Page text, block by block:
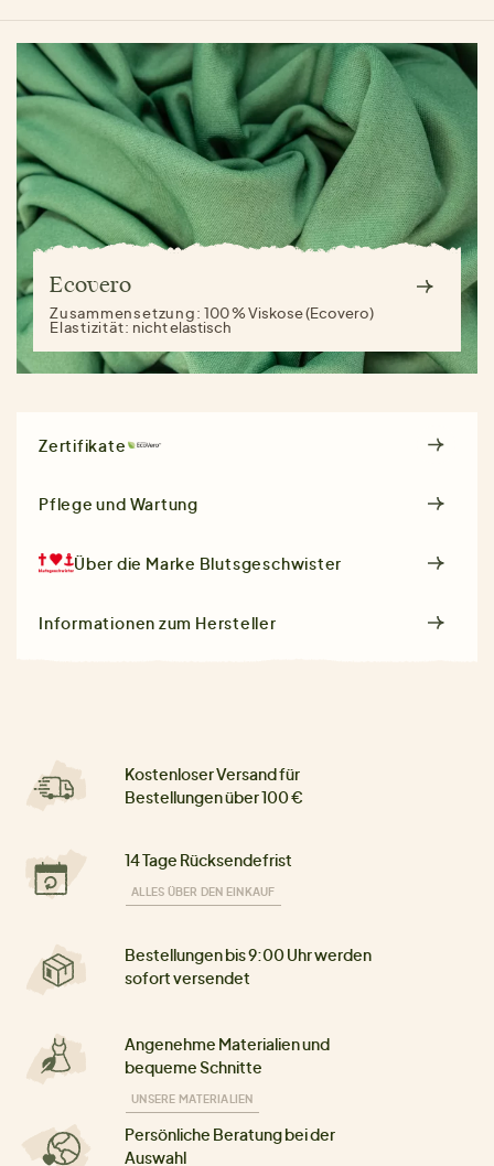
Ecovero
Zusammensetzung:100 % Viskose (Ecovero)
Elastizität: nicht elastisch
Zertifikate
Pflege und Wartung
Über die Marke Blutsgeschwister
Informationen zum Hersteller
Kostenloser Versand für
Bestellungen über 100 €
14 Tage Rücksendefrist
ALLES ÜBER DEN EINKAUF
Bestellungen bis 9:00 Uhr werden
sofort versendet
Angenehme Materialien und
bequeme Schnitte
UNSERE MATERIALIEN
Persönliche Beratung bei der
Auswahl